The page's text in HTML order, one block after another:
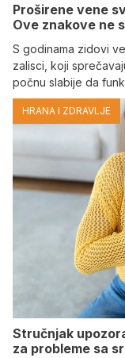
Proširene vene
Ove znakove ne
S godinama zidovi
zalisci, koji
počnu slabije da
HRANA I ZDRAVLJE
Stručnjak
za probleme sa